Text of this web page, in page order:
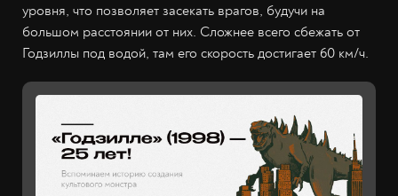
уровня, что позволяет засекать врагов, будучи на
большом расстоянии от них. Сложнее всего сбежать от
Годзиллы под водой, там его скорость достигает 60 км/ч.